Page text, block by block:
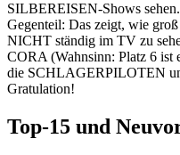
SILBEREISEN-Shows
Gegenteil: Das zeigt, wie
NICHT ständig im TV zu
CORA (Wahnsinn: Platz 6 ist
die SCHLAGERPILOTEN
Gratulation!
Top-15 und